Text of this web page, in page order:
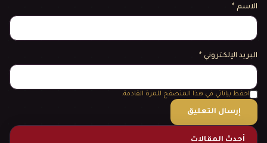
الاسم *
البريد الإلكتروني *
احفظ بياناتي في هذا المتصفح للمرة القادمة.
أحدث المقالات